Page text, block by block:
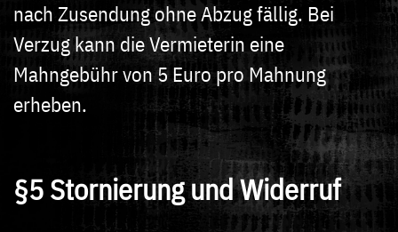
nach Zusendung ohne Abzug fällig. Bei
Verzug kann die Vermieterin eine
Mahngebühr von 5 Euro pro Mahnung
erheben.
§5 Stornierung und Widerruf